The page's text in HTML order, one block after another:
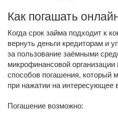
Как погашать
Когда срок займа подходит к
вернуть деньги кредиторам и
за пользование заёмными
микрофинансовой
способов погашения, который
при нажатии на интересующее
Погашение возможно: